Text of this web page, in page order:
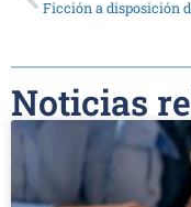
Noticias